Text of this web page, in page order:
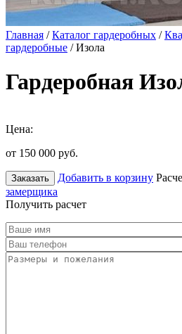
Главная /Каталог гардеробных /
гардеробные / Изола
Гардеробная
Цена:
от 150 000 руб.
Заказать Добавить в корзину
замерщика
Получить расчет